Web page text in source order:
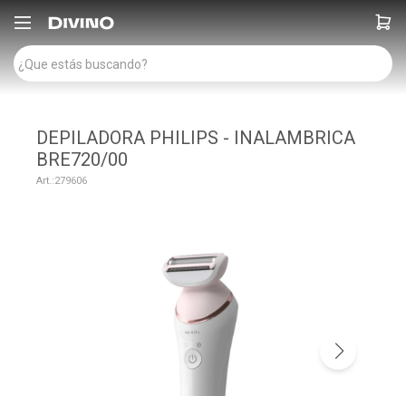

DEPILADORA PHILIPS - INALAMBRICA
BRE720/00
279606